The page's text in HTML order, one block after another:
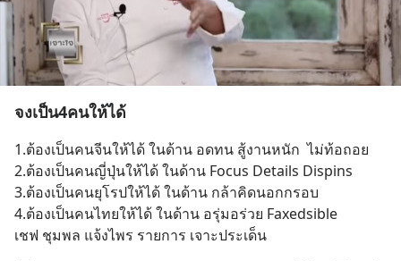
จงเป็น4คนให้ได้
1.ต้องเป็นคนจีนให้ได้ ในด้าน อดทน สู้งานหนัก  ไม่ท้อถอย
2.ต้องเป็นคนญี่ปุ่นให้ได้ ในด้าน Focus Details Dispins
3.ต้องเป็นคนยุโรปให้ได้ ในด้าน กล้าคิดนอกกรอบ
4.ต้องเป็นคนไทยให้ได้ ในด้าน อรุ่มอร่วย Faxedsible
เชฟ ชุมพล แจ้งไพร รายการ เจาะประเด็น